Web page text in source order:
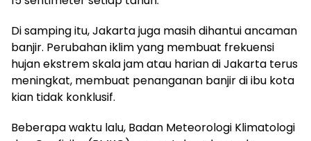
Di samping itu, Jakarta juga masih dihantui ancaman
banjir. Perubahan iklim yang membuat frekuensi
hujan ekstrem skala jam atau harian di Jakarta terus
meningkat, membuat penanganan banjir di ibu kota
kian tidak konklusif.
Beberapa waktu lalu, Badan Meteorologi Klimatologi